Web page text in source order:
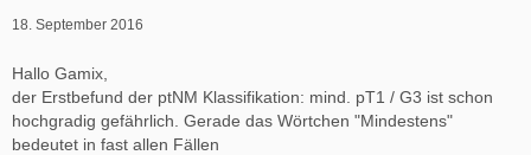
18. September 2016
Hallo Gamix,
der Erstbefund der ptNM Klassifikation: mind. pT1 / G3 ist schon
hochgradig gefährlich. Gerade das Wörtchen "Mindestens"
bedeutet in fast allen Fällen